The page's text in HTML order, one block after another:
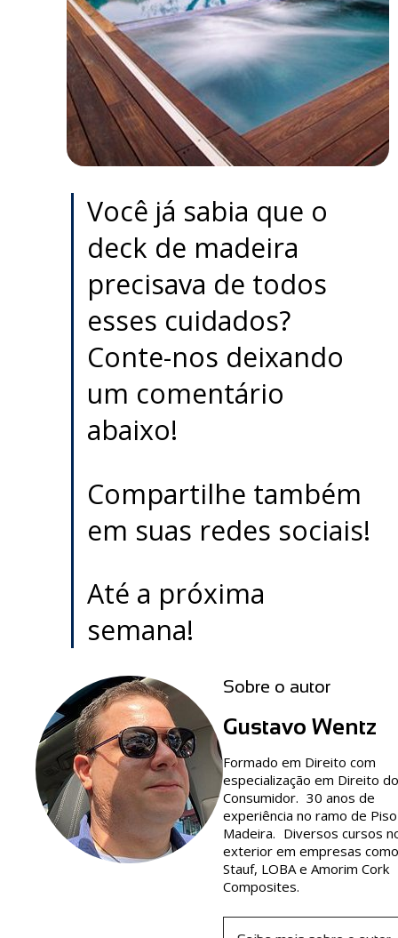
Você já sabia que o
deck de madeira
precisava de todos
esses cuidados?
Conte-nos deixando
um comentário
abaixo!
Compartilhe também
em suas redes sociais!
Até a próxima
semana!
Sobre o autor
Gustavo Wentz
Formado em Direito com
especialização em Direito do
Consumidor. 30 anos de
experiência no ramo de
Madeira. Diversos cursos
exterior em empresas como
Stauf, LOBA e Amorim Cork
Composites.